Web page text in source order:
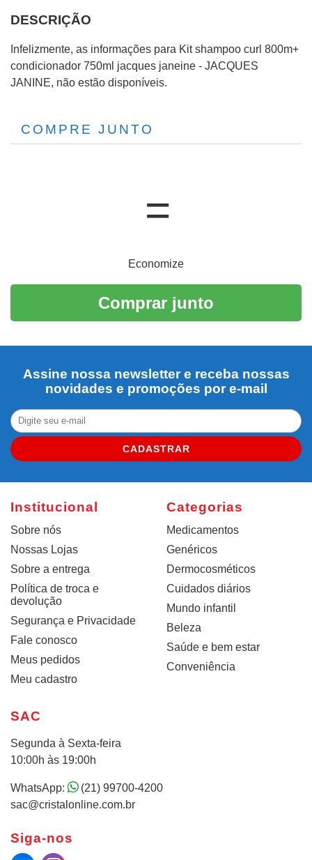
DESCRIÇÃO
Infelizmente, as informações para Kit shampoo curl 800m+
condicionador 750ml jacques janeine - JACQUES
JANINE, não estão disponíveis.
COMPRE JUNTO
Economize
Comprar junto
Assine nossa newsletter e receba nossas
novidades e promoções por e-mail
CADASTRAR
Institucional
Sobre nós
Nossas Lojas
Sobre a entrega
Política de troca e
devolução
Segurança e Privacidade
Fale conosco
Meus pedidos
Meu cadastro
Categorias
Medicamentos
Genéricos
Dermocosméticos
Cuidados diários
Mundo infantil
Beleza
Saúde e bem estar
Conveniência
SAC
Segunda à Sexta-feira
10:00h às 19:00h
WhatsApp:
(21) 99700-4200
sac@cristalonline.com.br
Siga-nos